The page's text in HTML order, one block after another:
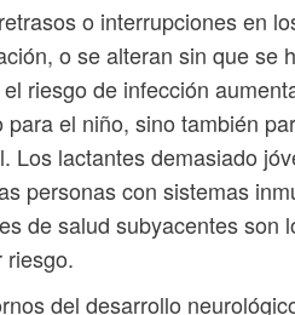
o interrupciones en
o se alteran sin que se
riesgo de infección
el niño, sino también
Los lactantes demasiado
personas con sistemas
de salud subyacentes son
riesgo.
del desarrollo